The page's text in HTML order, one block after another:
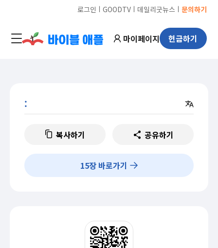
로그인 ㅣ GOODTVㅣ 데일리굿뉴스 ㅣ 문의하기
마이페이지 헌금하기
:
복사하기 공유하기
15장 바로가기